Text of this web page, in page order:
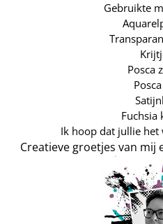
Gebruikte
Posca
Fuchsia
Ik hoop dat jullie het
Creatieve groetjes van mij